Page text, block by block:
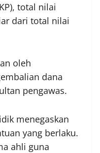
total nilai
dari total nilai
oleh
dana
pengawas.
menegaskan
yang berlaku.
ahli guna